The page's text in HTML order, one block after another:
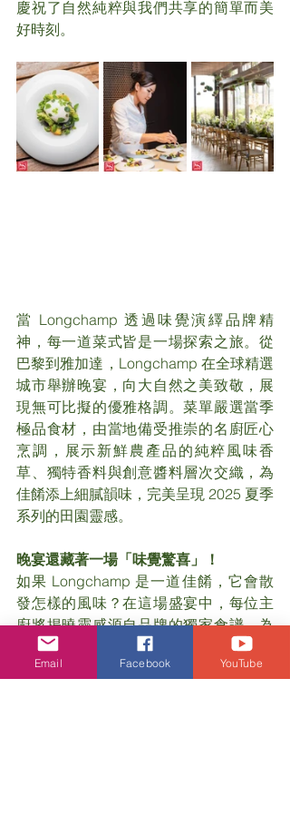
慶祝了自然純粹與我們共享的簡單而美
好時刻。
當 Longchamp 透過味覺演繹品牌精
神，每一道菜式皆是一場探索之旅。從
巴黎到雅加達，Longchamp 在全球精選
城市舉辦晚宴，向大自然之美致敬，展
現無可比擬的優雅格調。菜單嚴選當季
極品食材，由當地備受推崇的名廚匠心
烹調，展示新鮮農產品的純粹風味香
草、獨特香料與創意醬料層次交織，為
佳餚添上細膩韻味，完美呈現 2025 夏季
系列的田園靈感。
晚宴還藏著一場「味覺驚喜」！
如果 Longchamp 是一道佳餚，它會散
發怎樣的風味？在這場盛宴中，每位主
廚將揭曉靈感源自品牌的獨家食譜。為
了讓這份美味超越地域界限，將在
longchamp.com 公開所有食譜，讓全球
Email Facebook YouTube